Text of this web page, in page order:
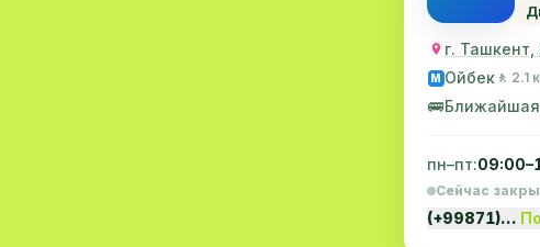
M Ойбек 🚶 2.1
🚌Ближайшая
пн–пт:
Сейчас
(+99871)…